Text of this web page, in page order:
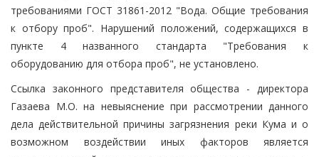
требованиями ГОСТ 31861-2012 "Вода. Общие требования
к отбору проб". Нарушений положений, содержащихся в
пункте 4 названного стандарта "Требования к
оборудованию для отбора проб", не установлено.
Ссылка законного представителя общества - директора
Газаева М.О. на невыяснение при рассмотрении данного
дела действительной причины загрязнения реки Кума и о
возможном воздействии иных факторов является